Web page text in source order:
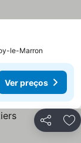
preços
le-Marron
Ver preços
Partilhar